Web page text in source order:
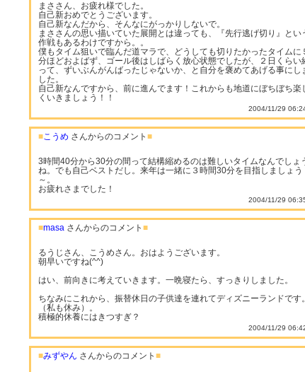
まささん、お疲れ様でした。
自己新おめでとうございます。
自己新なんだから、そんなにがっかりしないで。
まささんの思い描いていた展開とは違っても、『先行逃げ切り』とい
作戦もあるわけですから。。
僕もタイム狙いで臨んだ道マラで、どうしても切りたかったタイムに
分ほどおよばず、ゴール後はしばらく放心状態でしたが、２日くらい
って、ずいぶんがんばったじゃないか、と自分を褒めてあげる事にし
した。
自己新なんですから、前に進んでます！これからも地道にぼちぼち楽
くいきましょう！！
2004/11/29
■こうめ さんからのコメント ■
3時間40分から30分の間って結構縮めるのは難しいタイムなんでしょ
ね。でも自己ベストだし。来年は一緒に３時間30分を目指しましょう
～。
お疲れさまでした！
2004/11/29
■masa さんからのコメント ■
るうじさん、こうめさん。おはようございます。
朝早いですね(^^)
はい、前向きに考えていきます。一晩寝たら、すっきりしました。
ちなみにこれから、振替休日の子供達を連れてディズニーランドです。
（私も休み）。
積極的休養にはきつすぎ？
2004/11/29
■みずやん さんからのコメント ■